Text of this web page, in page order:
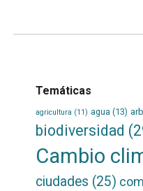
Temáticas
agricultura (11) agua (13)
biodiversidad
Cambio
ciudades (25)